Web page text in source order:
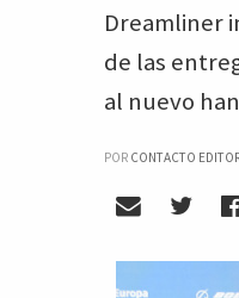
Dreamliner
de las
al nuevo
POR CONTACTO